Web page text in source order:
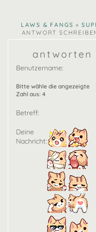
CLAWS & FANGS »
ANTWORT
antworten
Benutzername:
Bitte wähle die angezeigte
Zahl aus: 4
Betreff:
Deine
Nachricht: